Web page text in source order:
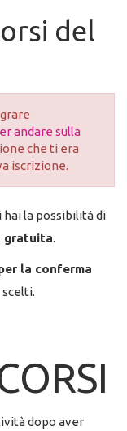
del
andare sulla
che ti era
iscrizione.
la possibilità di
gratuita.
la conferma
dopo aver